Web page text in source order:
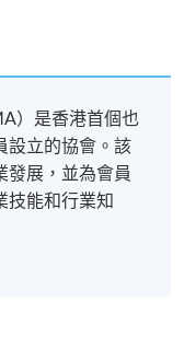
或課程費用:
繳費靈戶口及密
。
以 VISA 或
）是香港首個也
設立的協會。該
發展，並為會員
技能和行業知